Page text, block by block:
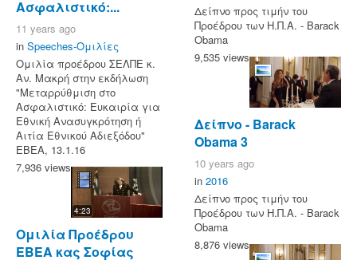
Ασφαλιστικό:...
11 years ago
in Speeches-Ομιλίες
Ομιλία προέδρου ΣΕΛΠΕ κ.
Αν. Μακρή στην εκδήλωση
"Μεταρρύθμιση στο
Ασφαλιστικό: Ευκαιρία για
Εθνική Ανασυγκρότηση ή
Αιτία Εθνικού Αδιεξόδου"
ΕΒΕΑ, 13.1.16
7,936 views
4:23
Ομιλία Προέδρου
ΕΒΕΑ κας Σοφίας
Δείπνο προς τιμήν του
Προέδρου των Η.Π.Α. - Barack
Obama
9,535 views
Δείπνο - Barack
Obama 3
10 years ago
in 2016
Δείπνο προς τιμήν του
Προέδρου των Η.Π.Α. - Barack
Obama
8,876 views